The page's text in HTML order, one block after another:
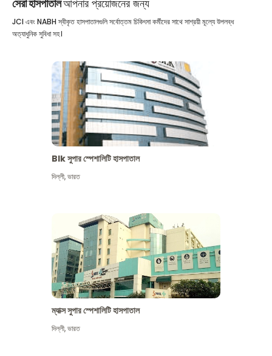
সেরা হাসপাতালআপনার প্রয়োজনের জন্য
JCI এবং NABH স্বীকৃত হাসপাতালগুলি সর্বোত্তম চিকিৎসা কর্মীদের সাথে সাশ্রয়ী মূল্যে উপলব্ধ
অত্যাধুনিক সুবিধা সহ।
Blk সুপার স্পেশালিটি হাসপাতাল
দিল্লী,ভারত
ম্যাক্স সুপার স্পেশালিটি হাসপাতাল
দিল্লী,ভারত